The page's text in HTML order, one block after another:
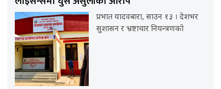
प्रभात यादवबारा, साउन १३ । देशभर
सुशासन र भ्रष्टाचार नियन्त्रणको